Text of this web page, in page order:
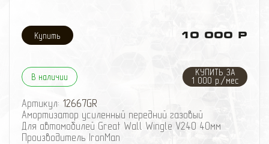
10 000 Р
В наличии
КУПИТЬ ЗА
1 000 р./мес
Артикул: 12667GR
Амортизатор усиленный передний газовый
Для автомобилей Great Wall Wingle V240 40мм
Производитель IronMan